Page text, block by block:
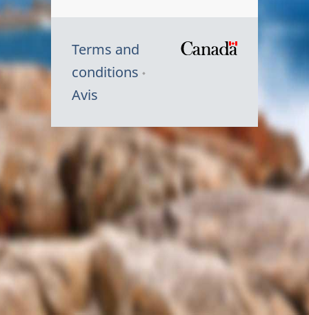
Terms and
conditions
Avis
Symbole
du
Canada